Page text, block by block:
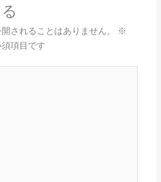
されることはありません。
※
項目です